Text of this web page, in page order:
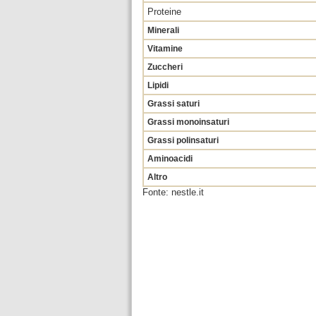
Proteine
Minerali
Vitamine
Zuccheri
Lipidi
Grassi saturi
Grassi monoinsaturi
Grassi polinsaturi
Aminoacidi
Altro
Fonte: nestle.it